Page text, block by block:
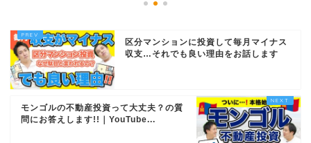
区分マンションに投資して毎月マイナス
収支…それでも良い理由をお話します
モンゴルの不動産投資って大丈夫？の質
問にお答えします!!｜YouTube...